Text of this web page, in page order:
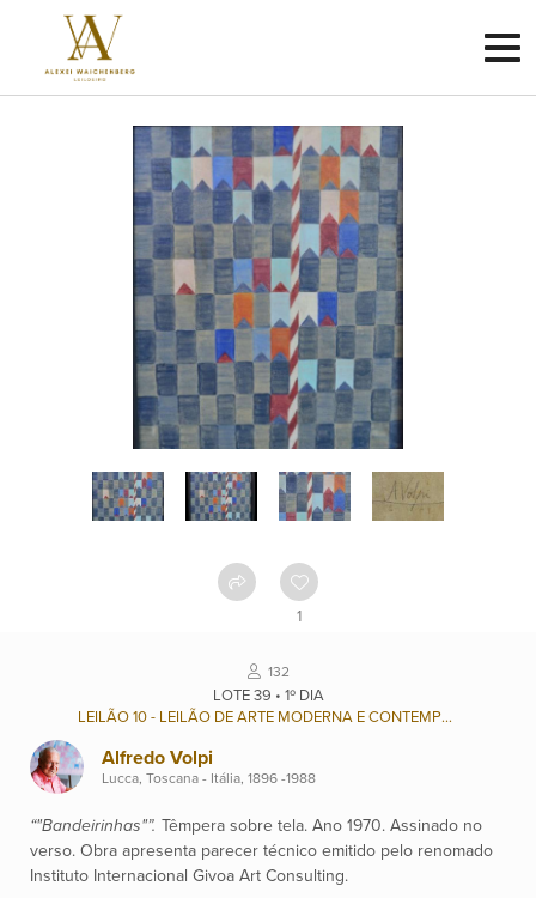
Faça
login
Home
Sobre
Como
funciona
Contato
catálogo
Leilões
Qualificações
1
132
LOTE 39 • 1º DIA
LEILÃO 10 - LEILÃO DE ARTE MODERNA E CONTEMPORÂNEA BRASILEIRA
Alfredo Volpi
Lucca, Toscana - Itália, 1896 -1988
“"Bandeirinhas"”. Têmpera sobre tela. Ano 1970. Assinado no
verso. Obra apresenta parecer técnico emitido pelo renomado
Instituto Internacional Givoa Art Consulting.